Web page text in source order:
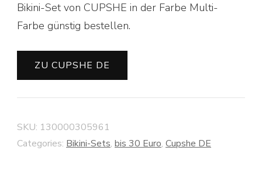
Bikini-Set von CUPSHE in der Farbe Multi-
Farbe günstig bestellen.
ZU CUPSHE DE
SKU: 130000305961
Categories: Bikini-Sets, bis 30 Euro, Cupshe DE